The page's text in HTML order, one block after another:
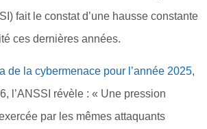
fait le constat d’une hausse constante
ces dernières années.
de la cybermenace pour l’année 2025,
l’ANSSI révèle : « Une pression
par les mêmes attaquants